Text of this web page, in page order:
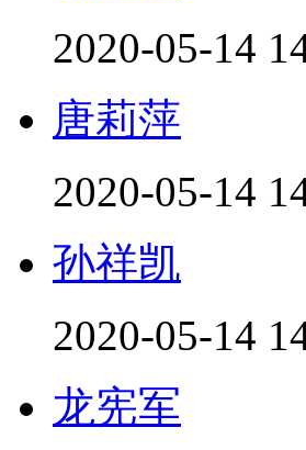
2020-05-14
唐莉萍
2020-05-14
孙祥凯
2020-05-14
龙宪军